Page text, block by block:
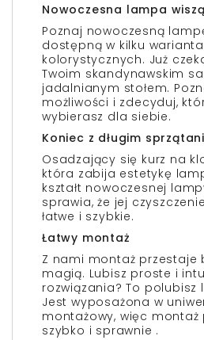
Nowoczesna lampa
Poznaj nowoczesną
dostępną w kilku
kolorystycznych. Już
Twoim skandynawskim
jadalnianym stołem.
możliwości i zdecyduj,
wybierasz dla siebie.
Koniec z długim
Osadzający się kurz na
która zabija estetykę
kształt nowoczesnej
sprawia, że jej
łatwe i szybkie.
Łatwy montaż
Z nami montaż przestaje
magią. Lubisz proste i
rozwiązania? To polubisz
Jest wyposażona w
montażowy, więc montaż
szybko i sprawnie .